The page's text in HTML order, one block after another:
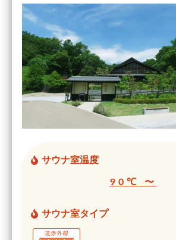
サウナ室温度
90℃ 〜
サウナ室タイプ